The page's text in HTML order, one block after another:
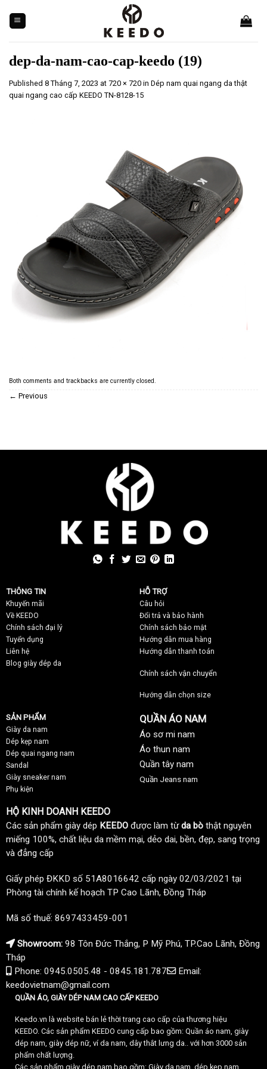
content
dep-da-nam-cao-cap-keedo (19)
Published 8 Tháng 7, 2023 at 720 × 720 in Dép nam quai ngang da thật
quai ngang cao cấp KEEDO TN-8128-15
Both comments and trackbacks are currently closed.
← Previous
THÔNG TIN
Khuyến mãi
Về KEEDO
Chính sách đại lý
Tuyển dụng
Liên hệ
Blog giày dép da
HỖ TRỢ
Câu hỏi
Đổi trả và bảo hành
Chính sách bảo mật
Hướng dẫn mua hàng
Hướng dẫn thanh toán
Chính sách vận chuyển
Hướng dẫn chọn size
SẢN PHẨM
Giày da nam
Dép kẹp nam
Dép quai ngang nam
Sandal
Giày sneaker nam
Phụ kiện
QUẦN ÁO NAM
Áo sơ mi nam
Áo thun nam
Quần tây nam
Quần Jeans nam
HỘ KINH DOANH KEEDO
Các sản phẩm giày dép KEEDO được làm từda bò thật nguyên
miếng 100%, chất liệu da mềm mại, dẻo dai, bền, đẹp, sang trọng
và đẳng cấp
Giấy phép ĐKKD số 51A8016642 cấp ngày 02/03/2021 tại
Phòng tài chính kế hoạch TP Cao Lãnh, Đồng Tháp
Mã số thuế: 8697433459-001
Showroom: 98 Tôn Đức Thắng, P Mỹ Phú, TP.Cao Lãnh, Đồng
Tháp
Phone: 0945.0505.48 - 0845.181.787
Email:
keedovietnam@gmail.com
QUẦN ÁO, GIÀY DÉP NAM CAO CẤP KEEDO
Keedo.vn là website bán lẻ thời trang cao cấp của thương hiệu
KEEDO. Các sản phẩm KEEDO cung cấp bao gồm: Quần áo nam, giày
dép nam, giày dép nữ, ví da nam, dây thắt lưng da.. với hơn 3000 sản
phẩm chất lượng.
Các sản phẩm giày dép nam bao gồm: Giày da nam, dép kẹp nam,